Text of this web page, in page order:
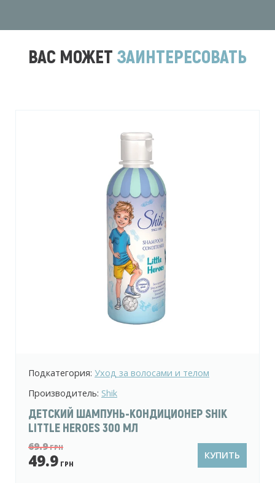
ВАС МОЖЕТ ЗАИНТЕРЕСОВАТЬ
Подкатегория: Уход за волосами
Производитель: Sansi
МИЦЕЛЛЯРНЫЙ ШАМПУНЬ SANSI PROFICARE
ПРОТИВ ВЫПАДЕНИЯ ВОЛОС 900 МЛ
229.9ГРН
159.9ГРН
КУПИТЬ